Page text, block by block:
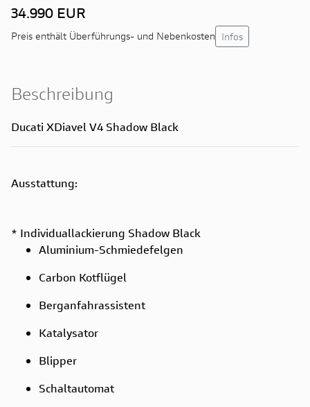
34.990 EUR
Preis enthält Überführungs- und Nebenkosten Infos
Beschreibung
Ducati XDiavel V4 Shadow Black
Ausstattung:
* Individuallackierung Shadow Black
Aluminium-Schmiedefelgen
Carbon Kotflügel
Berganfahrassistent
Katalysator
Blipper
Schaltautomat